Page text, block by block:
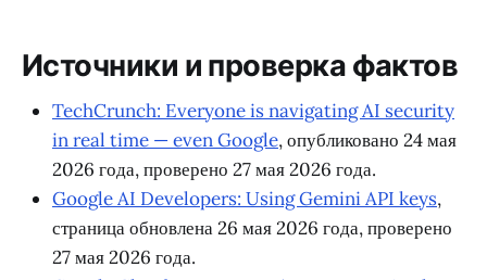
Источники и проверка фактов
TechCrunch: Everyone is navigating AI security
in real time — even Google, опубликовано 24 мая
2026 года, проверено 27 мая 2026 года.
Google AI Developers: Using Gemini API keys,
страница обновлена 26 мая 2026 года, проверено
27 мая 2026 года.